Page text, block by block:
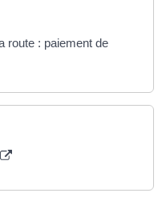
route : paiement de